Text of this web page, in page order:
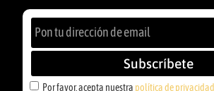
Por favor, acepta nuestra política de privacidad
Subscríbete